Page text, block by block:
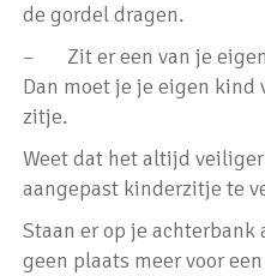
de gordel dragen.
– Zit er een van je
Dan moet je je eigen kind
zitje.
Weet dat het altijd
aangepast kinderzitje te
Staan er op je
geen plaats meer voor